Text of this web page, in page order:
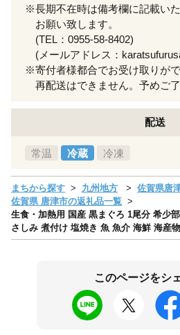
※長期不在時は備考欄に記載い
お願い致します。
(TEL：0955-58-8402)
(メールアドレス：
※寄付者様都合でお受け取りがで
再配送はできません。予めご了
配送
常温 冷蔵 冷凍
まちから探す 九州地方
佐賀県唐
佐賀県 唐津市の返礼品一覧
生食・加熱用 国産 黒まぐろ 1尾分 希少
さしみ 煮付け 塩焼き 魚 魚介 海鮮 海産物
このページをシ